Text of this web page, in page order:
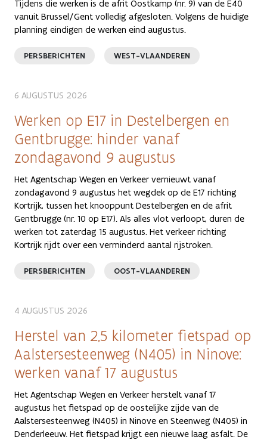
Tijdens die werken is de afrit Oostkamp (nr. 9) van de E40
vanuit Brussel/Gent volledig afgesloten. Volgens de huidige
planning eindigen de werken eind augustus.
PERSBERICHTEN WEST-VLAANDEREN
6 AUGUSTUS 2026
Werken op E17 in Destelbergen en
Gentbrugge: hinder vanaf
zondagavond 9 augustus
Het Agentschap Wegen en Verkeer vernieuwt vanaf
zondagavond 9 augustus het wegdek op de E17 richting
Kortrijk, tussen het knooppunt Destelbergen en de afrit
Gentbrugge (nr. 10 op E17). Als alles vlot verloopt, duren de
werken tot zaterdag 15 augustus. Het verkeer richting
Kortrijk rijdt over een verminderd aantal rijstroken.
PERSBERICHTEN OOST-VLAANDEREN
4 AUGUSTUS 2026
Herstel van 2,5 kilometer fietspad op
Aalstersesteenweg (N405) in Ninove:
werken vanaf 17 augustus
Het Agentschap Wegen en Verkeer herstelt vanaf 17
augustus het fietspad op de oostelijke zijde van de
Aalstersesteenweg (N405) in Ninove en Steenweg (N405) in
Denderleeuw. Het fietspad krijgt een nieuwe laag asfalt. De